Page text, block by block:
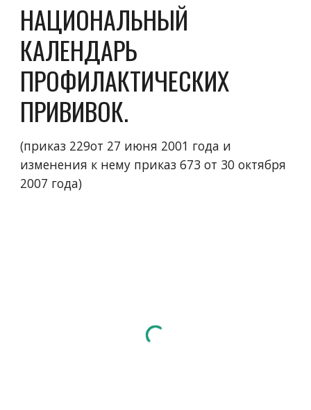
НАЦИОНАЛЬНЫЙ
КАЛЕНДАРЬ
ПРОФИЛАКТИЧЕСКИХ
ПРИВИВОК.
(приказ 229от 27 июня 2001 года и
изменения к нему приказ 673 от 30 октября
2007 года)